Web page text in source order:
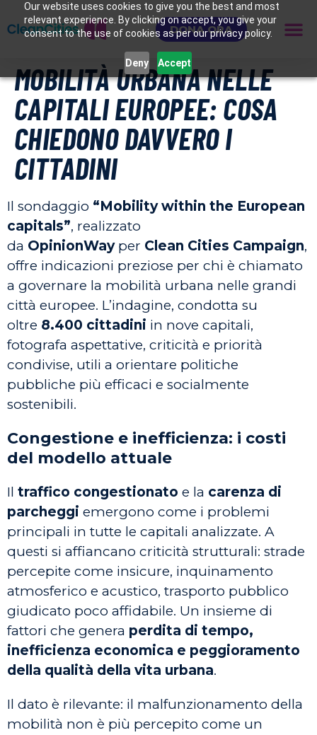
Our website uses cookies to give you the best and most
relevant experience. By clicking on accept, you give your
consent to the use of cookies as per our privacy policy.
Deny Accept
DONA ORA
MOBILITÀ URBANA NELLE
CAPITALI EUROPEE: COSA
CHIEDONO DAVVERO I
CITTADINI
Il sondaggio “Mobility within the European
capitals”, realizzato
da OpinionWayper Clean Cities Campaign,
offre indicazioni preziose per chi è chiamato
a governare la mobilità urbana nelle grandi
città europee. L’indagine, condotta su
oltre 8.400 cittadini in nove capitali,
fotografa aspettative, criticità e priorità
condivise, utili a orientare politiche
pubbliche più efficaci e socialmente
sostenibili.
Congestione e inefficienza: i costi
del modello attuale
Il traffico congestionato e la carenza di
parcheggi emergono come i problemi
principali in tutte le capitali analizzate. A
questi si affiancano criticità strutturali: strade
percepite come insicure, inquinamento
atmosferico e acustico, trasporto pubblico
giudicato poco affidabile. Un insieme di
fattori che genera perdita di tempo,
inefficienza economica e peggioramento
della qualità della vita urbana.
Il dato è rilevante: il malfunzionamento della
mobilità non è più percepito come un